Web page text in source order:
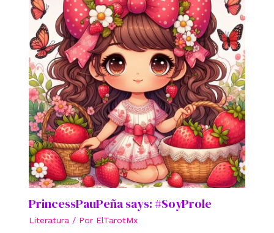
PrincessPauPeña says: #SoyProle
Literatura / Por ElTarotMx